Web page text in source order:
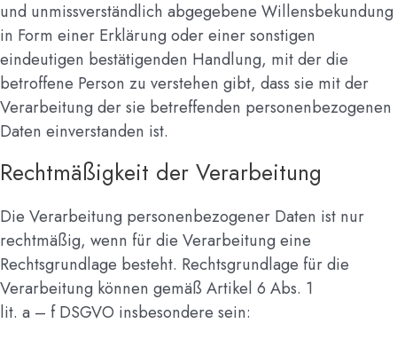
und unmissverständlich abgegebene Willensbekundung
in Form einer Erklärung oder einer sonstigen
eindeutigen bestätigenden Handlung, mit der die
betroffene Person zu verstehen gibt, dass sie mit der
Verarbeitung der sie betreffenden personenbezogenen
Daten einverstanden ist.
Rechtmäßigkeit der Verarbeitung
Die Verarbeitung personenbezogener Daten ist nur
rechtmäßig, wenn für die Verarbeitung eine
Rechtsgrundlage besteht. Rechtsgrundlage für die
Verarbeitung können gemäß Artikel 6 Abs. 1
lit. a – f DSGVO insbesondere sein: